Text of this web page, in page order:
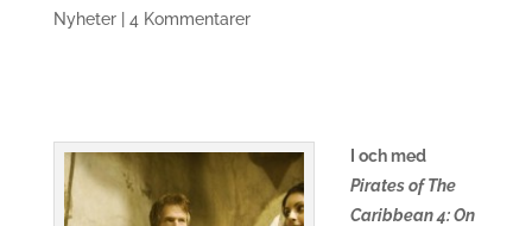
Nyheter| 4 Kommentarer
I och med
Pirates of The
Caribbean 4: On